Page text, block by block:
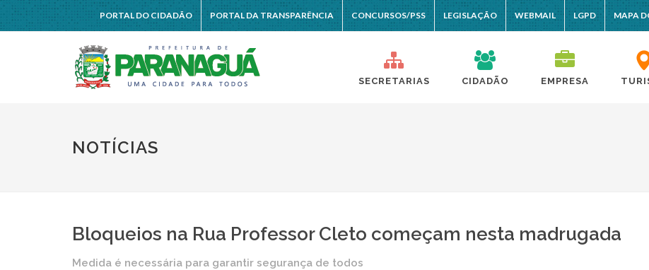
PORTAL DO CIDADÃO PORTAL DA TRANSPARÊNCIA CONCURSOS/PSS LEGISLAÇÃO WEBMAIL LGPD MAPA
SECRETARIAS CIDADÃO EMPRESA
NOTÍCIAS
Bloqueios na Rua Professor Cleto começam nesta madrugada
Medida é necessária para garantir segurança de todos